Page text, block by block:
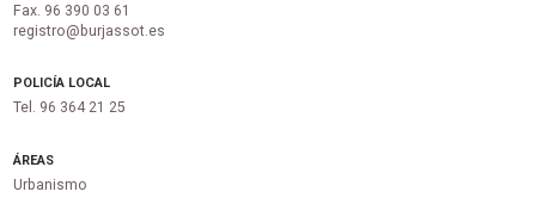
Fax. 96 390 03 61
registro@burjassot.es
POLICÍA LOCAL
Tel. 96 364 21 25
ÁREAS
Urbanismo